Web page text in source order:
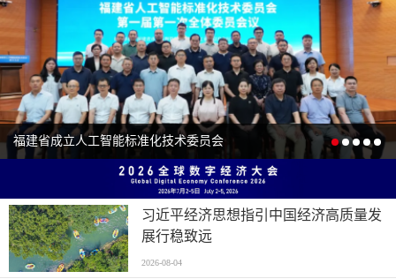
福建省成立人工智能标准化技术委员会
习近平经济思想指引中国经济高质量发
展行稳致远
2026-08-04